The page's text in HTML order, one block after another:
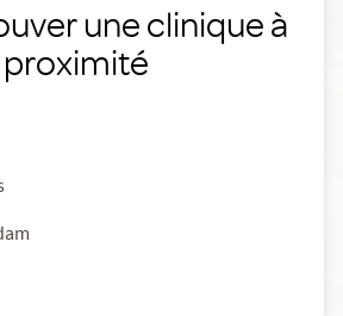
une clinique à
proximité